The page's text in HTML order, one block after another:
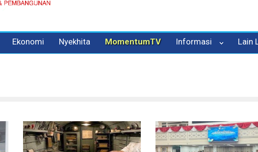
Ekonomi Nyekhita MomentumTV Informasi Lain